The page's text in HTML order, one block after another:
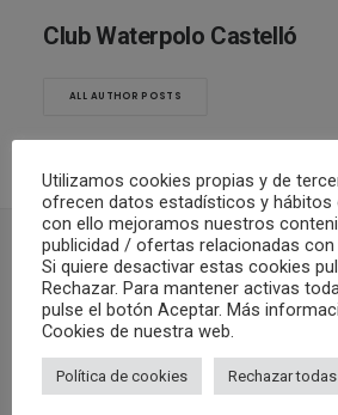
Club Waterpolo Castelló
ALL AUTHOR POSTS
RELATED POSTS
Utilizamos cookies propias y de
ofrecen datos estadísticos y hábitos
con ello mejoramos nuestros
publicidad / ofertas relacionadas
Si quiere desactivar estas cookies
Rechazar. Para mantener activas
pulse el botón Aceptar. Más
Cookies de nuestra web.
Política de cookies Rechazar todas